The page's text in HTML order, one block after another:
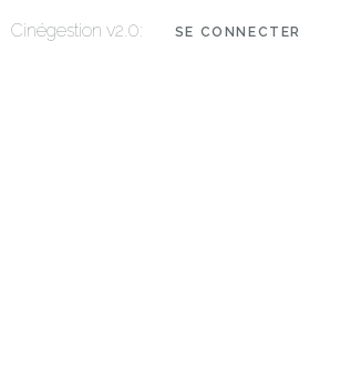
Cinégestion v2.0: SE CONNECTER